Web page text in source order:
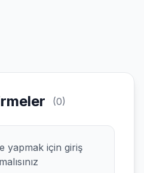
(0)
yapmak için giriş